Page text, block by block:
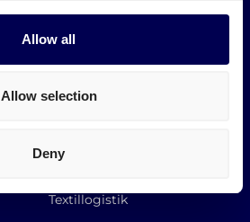
Allow all
Allow selection
Deny
Branchen
Medizinlogistik
Möbeltransport
E-Commerce-Logistik
Elektronik versenden
Textillogistik